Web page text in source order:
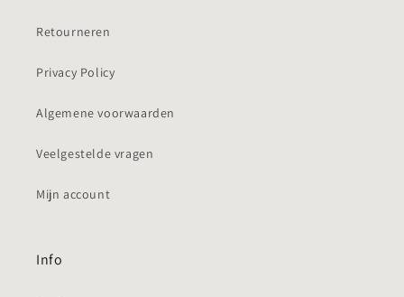
Retourneren
Privacy Policy
Algemene voorwaarden
Veelgestelde vragen
Mijn account
Info